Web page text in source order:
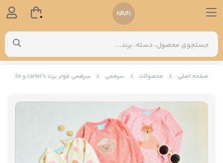
صفحه اصلی محصولات سرهمی سرهمی فوتر برند carter’s و pikkle
0